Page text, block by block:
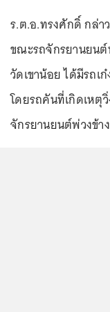
ร.ต.อ.ทรงศักดิ์ กล่า
ขณะรถจักรยานยนต์
วัดเขาน้อย ได้มีรถเ
โดยรถคันที่เกิดเหตุ
จักรยานยนต์พ่วงข้า